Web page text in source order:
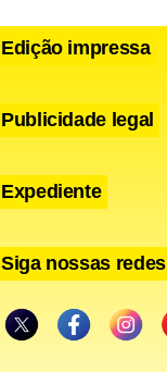
Edição impressa
Publicidade legal
Expediente
Siga nossas redes